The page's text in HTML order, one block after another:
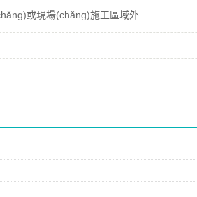
或現場(chǎng)施工區域外.